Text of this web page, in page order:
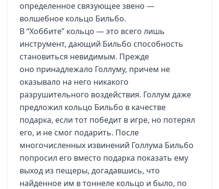
определенное связующее звено —
волшебное кольцо Бильбо.
В “Хоббите” кольцо — это всего лишь
инструмент, дающий Бильбо способность
становиться невидимым. Прежде
оно принадлежало Голлуму, причем не
оказывало на него никакого
разрушительного воздействия. Голлум даже
предложил кольцо Бильбо в качестве
подарка, если тот победит в игре, но потерял
его, и не смог подарить. После
многочисленных извинений Голлума Бильбо
попросил его вместо подарка показать ему
выход из пещеры, догадавшись, что
найденное им в тоннеле кольцо и было, по